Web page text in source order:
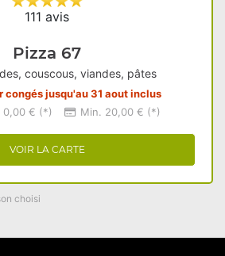
111 avis
Pizza 67
couscous, viandes, pâtes
congés jusqu'au 31 aout inclus
0,00 € (*) Min. 20,00 € (*)
VOIR LA CARTE
choisi